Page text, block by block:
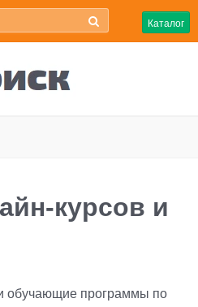
Каталог
курсов и
обучающие программы по